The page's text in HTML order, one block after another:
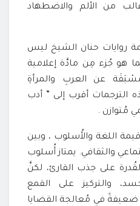
من الألم والاضطهاد
حنان الشيخ ليس
هو جُزء مِن مادَّة إعلامية
عن العربِ والمرأةِ
الترجمات أقرب إلى ” أدب
مُتوازن .
اللغة والأُسلوب ، وبين
والثقافي. يمتاز أُسلوب
على جذب القارئ، لكنَّ
والتركيز على القمع
ضعيفةً في مُعالجة القضايا